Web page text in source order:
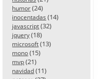
humor (24)
inocentadas (14)
javascript (32)
jquery (18)
microsoft (13)
mono (15)
mvp (21)
navidad (11)